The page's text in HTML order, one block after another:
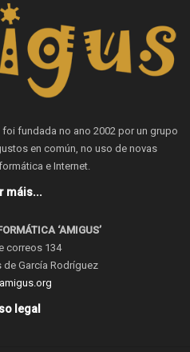
fundada no ano 2002 por un grupo
en común, no uso de novas
e Internet.
máis...
‘AMIGUS’
correos 134
de García Rodríguez
legal